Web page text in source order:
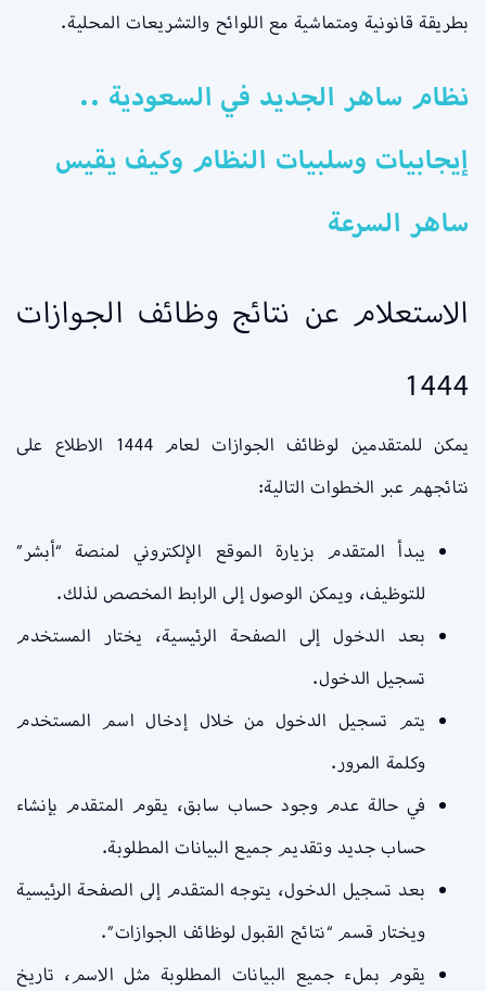
بطريقة قانونية ومتماشية مع اللوائح والتشريعات المحلية.
نظام ساهر الجديد في السعودية ..
إيجابيات وسلبيات النظام وكيف يقيس
ساهر السرعة
الاستعلام عن نتائج وظائف الجوازات
1444
يمكن للمتقدمين لوظائف الجوازات لعام 1444 الاطلاع على
نتائجهم عبر الخطوات التالية:
يبدأ المتقدم بزيارة الموقع الإلكتروني لمنصة “أبشر”
للتوظيف، ويمكن الوصول إلى الرابط المخصص لذلك.
بعد الدخول إلى الصفحة الرئيسية، يختار المستخدم
تسجيل الدخول.
يتم تسجيل الدخول من خلال إدخال اسم المستخدم
وكلمة المرور.
في حالة عدم وجود حساب سابق، يقوم المتقدم بإنشاء
حساب جديد وتقديم جميع البيانات المطلوبة.
بعد تسجيل الدخول، يتوجه المتقدم إلى الصفحة الرئيسية
ويختار قسم “نتائج القبول لوظائف الجوازات”.
يقوم بملء جميع البيانات المطلوبة مثل الاسم، تاريخ